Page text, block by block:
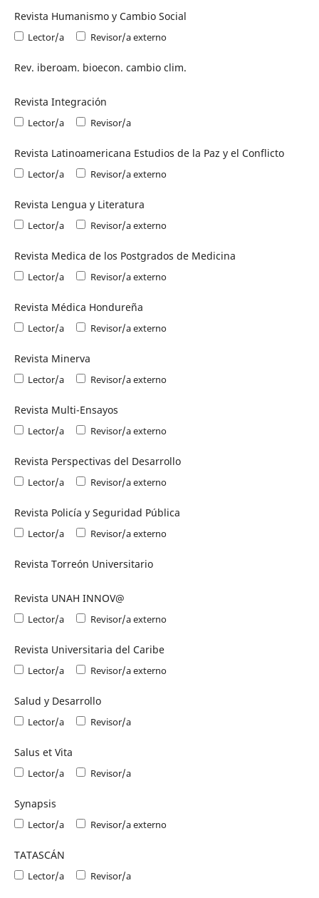
Revista Humanismo y Cambio Social
Lector/a Revisor/a externo
Rev. iberoam. bioecon. cambio clim.
Revista Integración
Lector/a Revisor/a
Revista Latinoamericana Estudios de la Paz y el Conflicto
Lector/a Revisor/a externo
Revista Lengua y Literatura
Lector/a Revisor/a externo
Revista Medica de los Postgrados de Medicina
Lector/a Revisor/a externo
Revista Médica Hondureña
Lector/a Revisor/a externo
Revista Minerva
Lector/a Revisor/a externo
Revista Multi-Ensayos
Lector/a Revisor/a externo
Revista Perspectivas del Desarrollo
Lector/a Revisor/a externo
Revista Policía y Seguridad Pública
Lector/a Revisor/a externo
Revista Torreón Universitario
Revista UNAH INNOV@
Lector/a Revisor/a externo
Revista Universitaria del Caribe
Lector/a Revisor/a externo
Salud y Desarrollo
Lector/a Revisor/a
Salus et Vita
Lector/a Revisor/a
Synapsis
Lector/a Revisor/a externo
TATASCÁN
Lector/a Revisor/a